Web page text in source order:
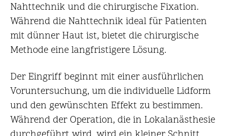
Nahttechnik und die chirurgische Fixation.
Während die Nahttechnik ideal für Patienten
mit dünner Haut ist, bietet die chirurgische
Methode eine langfristigere Lösung.
Der Eingriff beginnt mit einer ausführlichen
Voruntersuchung, um die individuelle Lidform
und den gewünschten Effekt zu bestimmen.
Während der Operation, die in Lokalanästhesie